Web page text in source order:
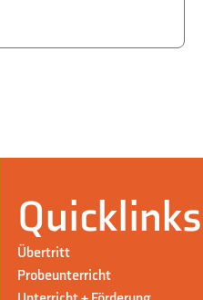
Quicklinks
Übertritt
Probeunterricht